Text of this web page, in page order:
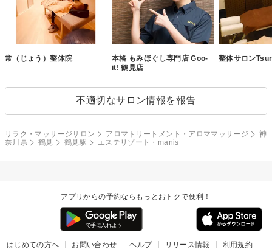
常（じょう）整体院
本格 もみほぐし専門店 Goo-
it! 鶴見店
整体サロン
不適切なサロン情報を報告
リラク・マッサージサロン アロマトリートメント・アロママッサージ
神
奈川県
鶴見 鶴見駅 エステリゾート・manis
アプリからの予約ならもっとおトクで便利！
はじめての方へ お問い合わせ ヘルプ リリース情報
利用規約